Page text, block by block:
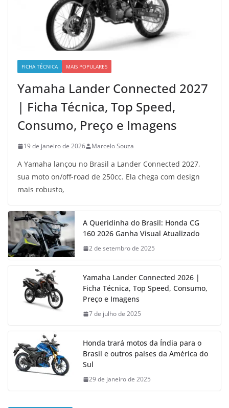
FICHA TÉCNICA MAIS POPULARES
Yamaha Lander Connected 2027
| Ficha Técnica, Top Speed,
Consumo, Preço e Imagens
19 de janeiro de 2026 Marcelo Souza
A Yamaha lançou no Brasil a Lander Connected 2027,
sua moto on/off-road de 250cc. Ela chega com design
mais robusto,
A Queridinha do Brasil: Honda CG
160 2026 Ganha Visual Atualizado
2 de setembro de 2025
Yamaha Lander Connected 2026 |
Ficha Técnica, Top Speed, Consumo,
Preço e Imagens
7 de julho de 2025
Honda trará motos da Índia para o
Brasil e outros países da América do
Sul
29 de janeiro de 2025